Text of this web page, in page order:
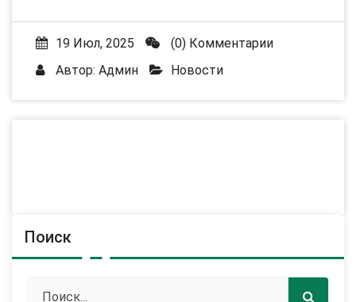
19 Июл, 2025
(0) Комментарии
Автор: Админ Новости
Поиск